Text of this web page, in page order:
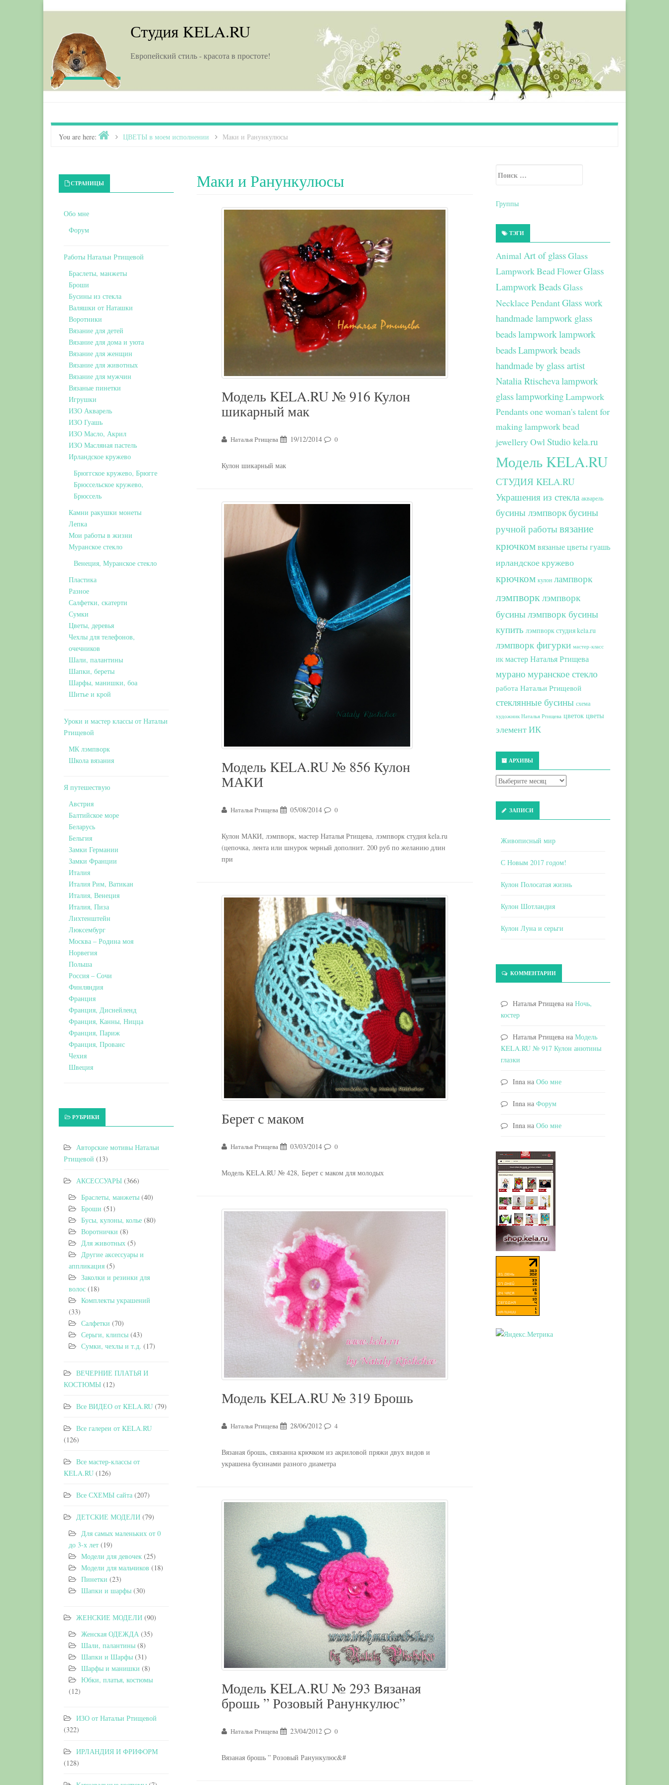
Студия KELA.RU
Европейский стиль - красота в простоте!
You are here: HomeЦВЕТЫ в моем исполнении Маки и Ранункулюсы
Маки и Ранункулюсы
Модель KELA.RU № 916 Кулон
шикарный мак
Наталья Ртищева 19/12/2014 0
Кулон шикарный мак
Модель KELA.RU № 856 Кулон
МАКИ
Наталья Ртищева 05/08/2014 0
Кулон МАКИ, лэмпворк, мастер Наталья Ртищева, лэмпворк студия kela.ru
(цепочка, лента или шнурок черный дополнит. 200 руб по желанию длин
при
Берет с маком
Наталья Ртищева 03/03/2014 0
Модель KELA.RU № 428, Берет с маком для молодых
Модель KELA.RU № 319 Брошь
Наталья Ртищева 28/06/2012 4
Вязаная брошь, связанна крючком из акриловой пряжи двух видов и
украшена бусинами разного диаметра
Модель KELA.RU № 293 Вязаная
брошь ” Розовый Ранункулюс”
Наталья Ртищева 23/04/2012 0
Вязаная брошь ” Розовый Ранункулюс&#
Primary Sidebar
СТРАНИЦЫ
Обо мне
Форум
Работы Натальи Ртищевой
Браслеты, манжеты
Броши
Бусины из стекла
Валяшки от Наташки
Воротники
Вязание для детей
Вязание для дома и уюта
Вязание для женщин
Вязание для животных
Вязание для мужчин
Вязаные пинетки
Игрушки
ИЗО Акварель
ИЗО Гуашь
ИЗО Масло, Акрил
ИЗО Масляная пастель
Ирландское кружево
Брюггское кружево, Брюгге
Брюссельское кружево,
Брюссель
Камни ракушки монеты
Лепка
Мои работы в жизни
Муранское стекло
Венеция, Муранское стекло
Пластика
Разное
Салфетки, скатерти
Сумки
Цветы, деревья
Чехлы для телефонов,
очечников
Шали, палантины
Шапки, береты
Шарфы, манишки, боа
Шитье и крой
Уроки и мастер классы от Натальи
Ртищевой
МК лэмпворк
Школа вязания
Я путешествую
Австрия
Балтийское море
Беларусь
Бельгия
Замки Германии
Замки Франции
Италия
Италия Рим, Ватикан
Италия, Венеция
Италия, Пиза
Лихтенштейн
Люксембург
Москва – Родина моя
Норвегия
Польша
Россия – Сочи
Финляндия
Франция
Франция, Диснейленд
Франция, Канны, Ницца
Франция, Париж
Франция, Прованс
Чехия
Швеция
РУБРИКИ
Авторские мотивы Натальи
Ртищевой (13)
АКСЕССУАРЫ (366)
Браслеты, манжеты (40)
Броши (51)
Бусы, кулоны, колье (80)
Воротнички (8)
Для животных (5)
Другие аксессуары и
аппликация (5)
Заколки и резинки для
волос (18)
Комплекты украшений
(33)
Салфетки (70)
Серьги, клипсы (43)
Сумки, чехлы и т.д. (17)
ВЕЧЕРНИЕ ПЛАТЬЯ И
КОСТЮМЫ (12)
Все ВИДЕО от KELA.RU (79)
Все галереи от KELA.RU
(126)
Все мастер-классы от
KELA.RU (126)
Все СХЕМЫ сайта (207)
ДЕТСКИЕ МОДЕЛИ (79)
Для самых маленьких от 0
до 3-х лет (19)
Модели для девочек (25)
Модели для мальчиков (18)
Пинетки (23)
Шапки и шарфы (30)
ЖЕНСКИЕ МОДЕЛИ (90)
Женская ОДЕЖДА (35)
Шали, палантины (8)
Шапки и Шарфы (31)
Шарфы и манишки (8)
Юбки, платья, костюмы
(12)
ИЗО от Натальи Ртищевой
(322)
ИРЛАНДИЯ И ФРИФОРМ
(128)
Secondary Sidebar
Группы
ТЭГИ
Animal Art of glassGlass
Lampwork Bead FlowerGlass
Lampwork BeadsGlass
Necklace PendantGlass work
handmade lampwork glass
beadslampworklampwork
beadsLampwork beads
handmade by glass artist
Natalia Rtischevalampwork
glasslampworkingLampwork
Pendants one woman's talent for
making lampwork bead
jewelleryOwlStudio kela.ru
Модель KELA.RU
СТУДИЯ KELA.RU
Украшения из стекла акварель
бусины лэмпворк бусины
ручной работывязание
крючком вязаные цветы гуашь
ирландское кружево
крючком кулон лампворк
лэмпворклэмпворк
бусинылэмпворк бусины
купить лэмпворк студия kela.ru
лэмпворк фигурки мастер-класс
ИК мастер Наталья Ртищева
мурано муранское стекло
работа Натальи Ртищевой
стеклянные бусины схема
художник Наталья Ртищева цветок цветы
элемент ИК
АРХИВЫ
ЗАПИСИ
Живописный мир
С Новым 2017 годом!
Кулон Полосатая жизнь
Кулон Шотландия
Кулон Луна и серьги
КОММЕНТАРИИ
Наталья Ртищевана Ночь,
костер
Наталья Ртищевана Модель
KELA.RU № 917 Кулон анютины
глазки
Innaна Обо мне
Innaна Форум
Innaна Обо мне